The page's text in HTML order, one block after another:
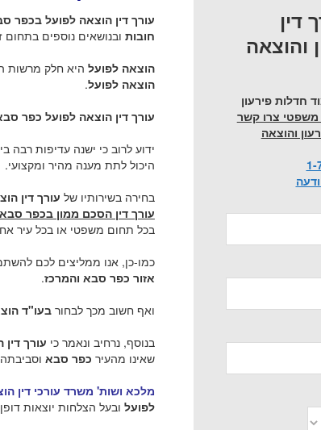
עורך דין הוצאה לפועל בכפר
חובות ובנושאים נוספים בתחום
הוצאה לפועל היא חלק מרשות
הוצאה לפועל.
עורך דין הוצאה לפועל כפר
ידוע לרוב כי ישנה עדיפות רבה
היכול לתת מענה מהיר ומקצועי.
בחירה בשירותיו של עורך דין
עורך דין הסכם ממון בכפר סבא
בכל תחום משפטי או בכל עיר
כמו-כן, אנו ממליצים לכם
אזור כפר סבא והמרכז.
ואף חשוב מכך לבחורבעו"ד
בנוסף, נרחיב ונאמר כי עורך
שאינו מהעיר כפר סבא
מלכא ושות' משרד עורכי דין
לפועל ובעל הצלחות יוצאות
דין
והוצאה
חדלות פירעון
משפטי צרו קשר
והוצאה
1-